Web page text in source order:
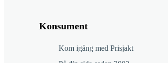
Konsument
Kom igång med Prisjakt